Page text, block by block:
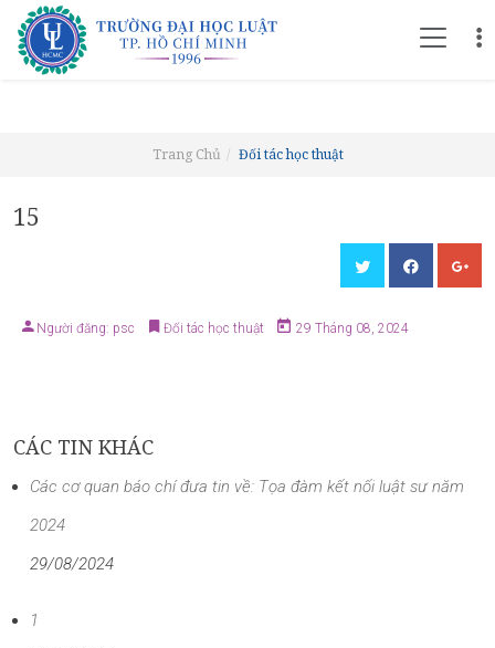
Trang Chủ Đối tác học thuật
15
Người đăng: psc Đối tác học thuật 29 Tháng 08, 2024
CÁC TIN KHÁC
Các cơ quan báo chí đưa tin về: Tọa đàm kết nối luật sư năm
2024
29/08/2024
1